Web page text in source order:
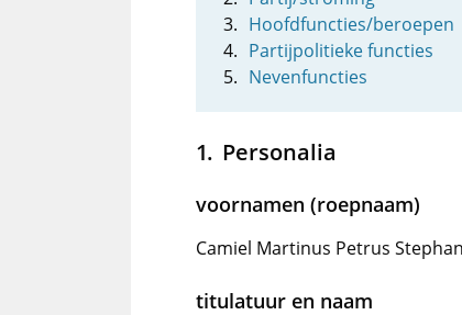
Hoofdfuncties/beroepen
Partijpolitieke functies
Nevenfuncties
Personalia
voornamen (roepnaam)
Camiel Martinus Petrus
titulatuur en naam